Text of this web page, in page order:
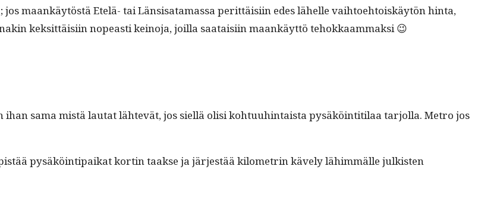
maankäytöstä Etelä- tai Län­sisa­ta­mas­sa perit­täisi­in edes lähelle vai­h­toe­htoiskäytön hin­ta,
kek­sit­täisi­in nopeasti keino­ja, joil­la saataisi­in maankäyt­tö tehokkaammaksi 😉
sama mis­tä lau­tat lähtevät, jos siel­lä olisi kohtu­uhin­taista pysäköin­ti­ti­laa tar­jol­la. Metro jos
pysäköin­tipaikat kortin taakse ja jär­jestää kilo­metrin käve­ly lähim­mälle julk­isten